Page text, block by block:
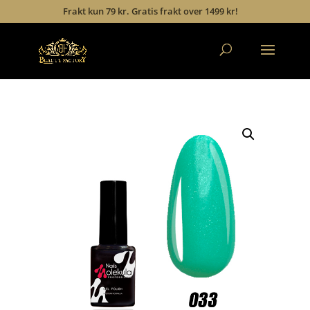
Frakt kun 79 kr. Gratis frakt over 1499 kr!